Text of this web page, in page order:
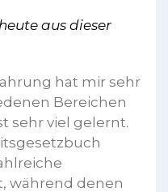
aus dieser
hat mir sehr
Bereichen
sehr viel gelernt.
während denen